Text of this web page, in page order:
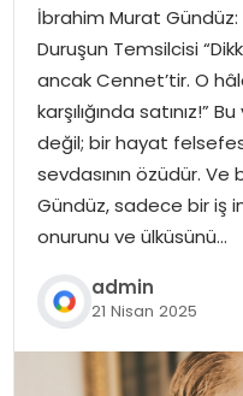
SIYASET
MAGAZIN
İbrahim Murat Gündüz:
Duruşun Temsilcisi
ancak Cennet’tir. O
karşılığında satınız!”
değil; bir hayat
sevdasının özüdür.
Gündüz, sadece bir iş
onurunu ve ülküsünü…
admin
21 Nisan 2025